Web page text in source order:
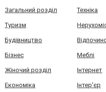
Загальний розділ Техніка
Туризм
Будівництво
Бізнес Меблі
Жіночий розділ Інтернет
Економіка Інтер'єр